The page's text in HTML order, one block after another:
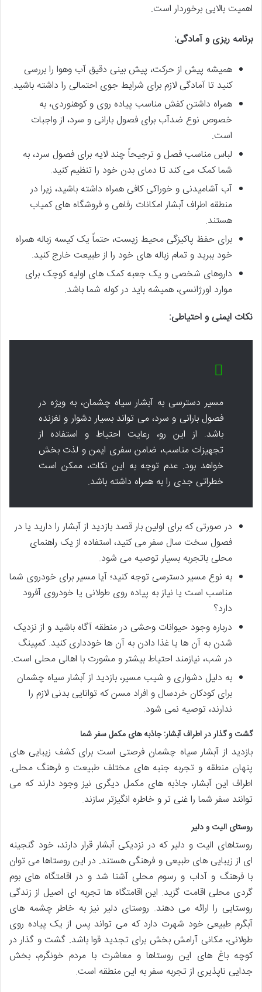
اهمیت بالایی برخوردار است.
برنامه ریزی و آمادگی:
همیشه پیش از حرکت، پیش بینی دقیق آب وهوا را بررسی
کنید تا آمادگی لازم برای شرایط جوی احتمالی را داشته باشید.
همراه داشتن کفش مناسب پیاده روی و کوهنوردی، به
خصوص نوع ضدآب برای فصول بارانی و سرد، از واجبات
است.
لباس مناسب فصل و ترجیحاً چند لایه برای فصول سرد، به
شما کمک می کند تا دمای بدن خود را تنظیم کنید.
آب آشامیدنی و خوراکی کافی همراه داشته باشید، زیرا در
منطقه اطراف آبشار امکانات رفاهی و فروشگاه های کمیاب
هستند.
برای حفظ پاکیزگی محیط زیست، حتماً یک کیسه زباله همراه
خود ببرید و تمام زباله های خود را از طبیعت خارج کنید.
داروهای شخصی و یک جعبه کمک های اولیه کوچک برای
موارد اورژانسی، همیشه باید در کوله شما باشد.
نکات ایمنی و احتیاطی:
مسیر دسترسی به آبشار سیاه چشمان، به ویژه در
فصول بارانی و سرد، می تواند بسیار دشوار و لغزنده
باشد. از این رو، رعایت احتیاط و استفاده از
تجهیزات مناسب، ضامن سفری ایمن و لذت بخش
خواهد بود. عدم توجه به این نکات، ممکن است
خطراتی جدی را به همراه داشته باشد.
در صورتی که برای اولین بار قصد بازدید از آبشار را دارید یا در
فصول سخت سال سفر می کنید، استفاده از یک راهنمای
محلی باتجربه بسیار توصیه می شود.
به نوع مسیر دسترسی توجه کنید؛ آیا مسیر برای خودروی شما
مناسب است یا نیاز به پیاده روی طولانی یا خودروی آفرود
دارد؟
درباره وجود حیوانات وحشی در منطقه آگاه باشید و از نزدیک
شدن به آن ها یا غذا دادن به آن ها خودداری کنید. کمپینگ
در شب، نیازمند احتیاط بیشتر و مشورت با اهالی محلی است.
به دلیل دشواری و شیب مسیر، بازدید از آبشار سیاه چشمان
برای کودکان خردسال و افراد مسن که توانایی بدنی لازم را
ندارند، توصیه نمی شود.
گشت و گذار در اطراف آبشار: جاذبه های مکمل سفر شما
بازدید از آبشار سیاه چشمان فرصتی است برای کشف زیبایی های
پنهان منطقه و تجربه جنبه های مختلف طبیعت و فرهنگ محلی.
اطراف این آبشار، جاذبه های مکمل دیگری نیز وجود دارند که می
توانند سفر شما را غنی تر و خاطره انگیزتر سازند.
روستای الیت و دلیر
روستاهای الیت و دلیر که در نزدیکی آبشار قرار دارند، خود گنجینه
ای از زیبایی های طبیعی و فرهنگی هستند. در این روستاها می توان
با فرهنگ و آداب و رسوم محلی آشنا شد و در اقامتگاه های بوم
گردی محلی اقامت گزید. این اقامتگاه ها تجربه ای اصیل از زندگی
روستایی را ارائه می دهند. روستای دلیر نیز به خاطر چشمه های
آبگرم طبیعی خود شهرت دارد که می تواند پس از یک پیاده روی
طولانی، مکانی آرامش بخش برای تجدید قوا باشد. گشت و گذار در
کوچه باغ های این روستاها و معاشرت با مردم خونگرم، بخش
جدایی ناپذیری از تجربه سفر به این منطقه است.